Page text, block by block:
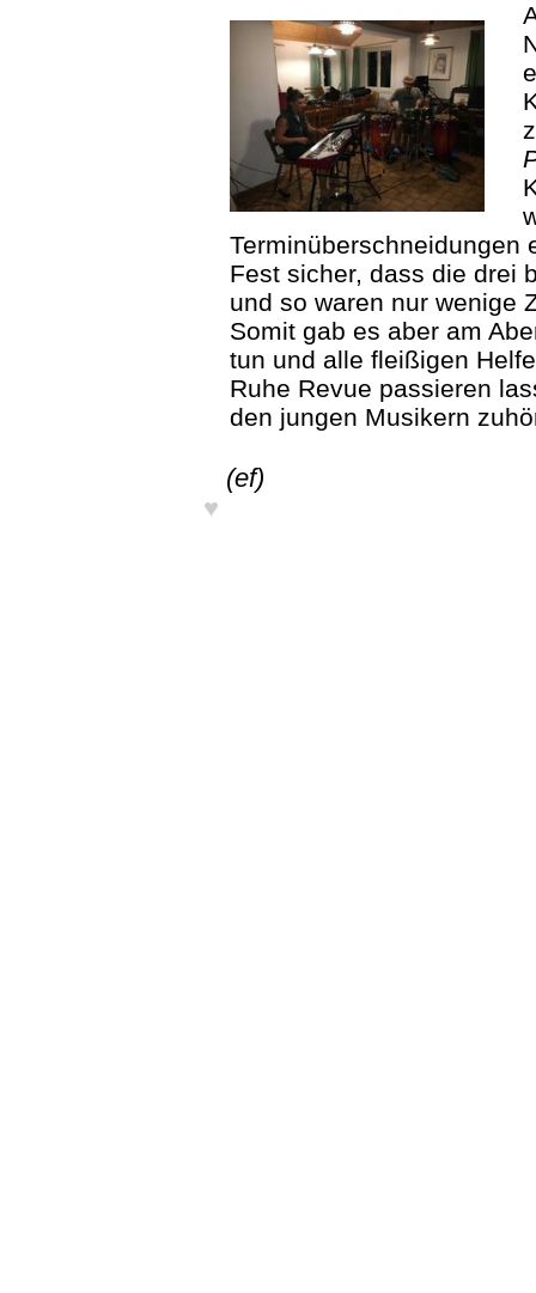
Terminüberschneidungen
Fest sicher, dass die drei
und so waren nur wenige
Somit gab es aber am
tun und alle fleißigen
Ruhe Revue passieren
den jungen Musikern
(ef)
♥